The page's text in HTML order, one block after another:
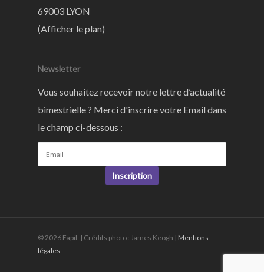
69003 LYON
(Afficher le plan)
Newsletter
Vous souhaitez recevoir notre lettre d’actualité
bimestrielle ? Merci d'inscrire votre Email dans
le champ ci-dessous :
Inscription
© 2026 Fapil. | Crédits photo : James Keogh | Mentions
légales